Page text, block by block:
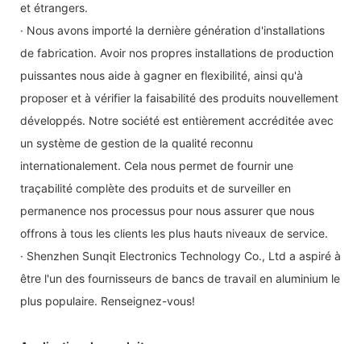
et étrangers.
· Nous avons importé la dernière génération d'installations
de fabrication. Avoir nos propres installations de production
puissantes nous aide à gagner en flexibilité, ainsi qu'à
proposer et à vérifier la faisabilité des produits nouvellement
développés. Notre société est entièrement accréditée avec
un système de gestion de la qualité reconnu
internationalement. Cela nous permet de fournir une
traçabilité complète des produits et de surveiller en
permanence nos processus pour nous assurer que nous
offrons à tous les clients les plus hauts niveaux de service.
· Shenzhen Sunqit Electronics Technology Co., Ltd a aspiré à
être l'un des fournisseurs de bancs de travail en aluminium le
plus populaire. Renseignez-vous!